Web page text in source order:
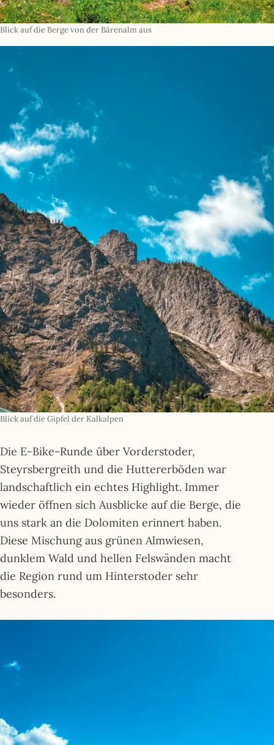
Blick auf die Berge von der Bärenalm aus
Blick auf die Gipfel der Kalkalpen
Die E-Bike-Runde über Vorderstoder,
Steyrsbergreith und die Huttererböden war
landschaftlich ein echtes Highlight. Immer
wieder öffnen sich Ausblicke auf die Berge, die
uns stark an die Dolomiten erinnert haben.
Diese Mischung aus grünen Almwiesen,
dunklem Wald und hellen Felswänden macht
die Region rund um Hinterstoder sehr
besonders.